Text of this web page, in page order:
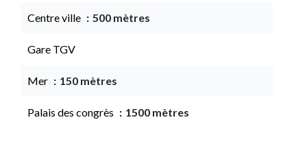
Centre ville 500 mètres
Gare TGV
Mer 150 mètres
Palais des congrès 1500 mètres